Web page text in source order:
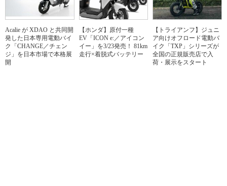
Acalie が XDAO と共同開
発した日本専用電動バイ
ク「CHANGE／チェン
ジ」を日本市場で本格展
開
【ホンダ】原付一種
EV「ICON e:／アイコン
イー」を3/23発売！ 81km
走行×着脱式バッテリー
【トライアンフ】ジュニ
ア向けオフロード電動バ
イク「TXP」シリーズが
全国の正規販売店で入
荷・展示をスタート